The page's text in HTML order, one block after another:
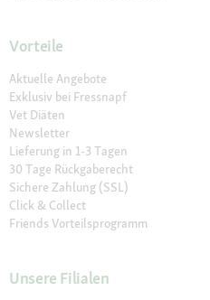
Vorteile
Aktuelle Angebote
Exklusiv bei Fressnapf
Vet Diäten
Newsletter
Lieferung in 1-3 Tagen
30 Tage Rückgaberecht
Sichere Zahlung (SSL)
Click & Collect
Friends Vorteilsprogramm
Unsere Filialen